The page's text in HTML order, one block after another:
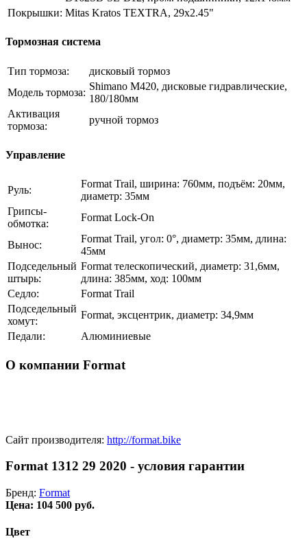
Покрышки: Mitas Kratos TEXTRA, 29x2.45"
Тормозная система
Тип тормоза:
дисковый тормоз
Модель тормоза:
Shimano M420, дисковые гидравлические,
180/180мм
Активация
тормоза:
ручной тормоз
Управление
Руль:
Format Trail, ширина: 760мм, подъём: 20мм,
диаметр: 35мм
Грипсы-
обмотка:
Format Lock-On
Вынос:
Format Trail, угол: 0°, диаметр: 35мм, длина:
45мм
Подседельный
штырь:
Format телескопический, диаметр: 31,6мм,
длина: 385мм, ход: 100мм
Седло:
Format Trail
Подседельный
хомут:
Format, эксцентрик, диаметр: 34,9мм
Педали:
Алюминиевые
О компании Format
Сайт производителя: http://format.bike
Format 1312 29 2020 - условия гарантии
Бренд: Format
Цена: 104 500 руб.
Цвет